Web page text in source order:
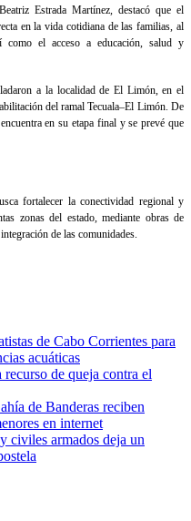
Estrada Martínez, destacó que el
en la vida cotidiana de las familias, al
como el acceso a educación, salud y
a la localidad de El Limón, en el
del ramal Tecuala–El Limón. De
en su etapa final y se prevé que
fortalecer la conectividad regional y
zonas del estado, mediante obras de
de las comunidades.
de Cabo Corrientes para
acuáticas
de queja contra el
de Banderas reciben
en internet
civiles armados deja un